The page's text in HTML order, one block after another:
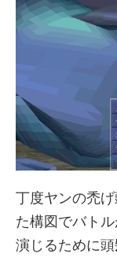
丁度ヤンの禿
た構図でバト
演じるために